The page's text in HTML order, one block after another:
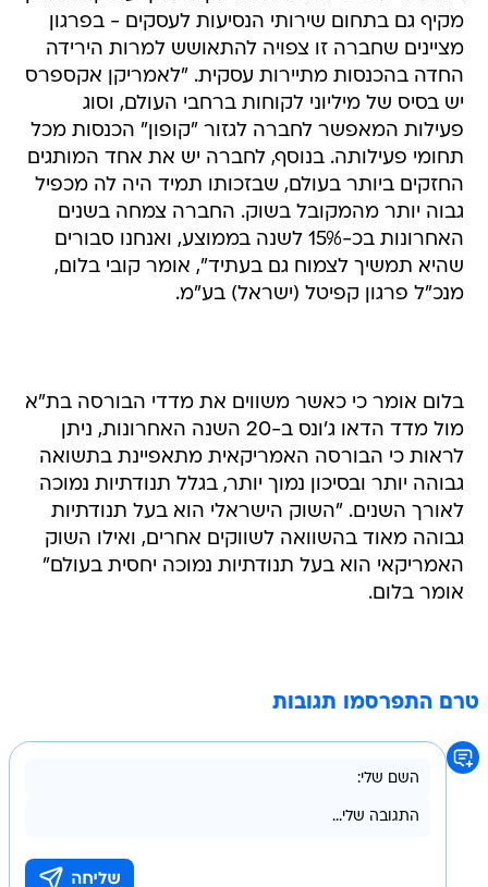
מקיף גם בתחום שירותי הנסיעות לעסקים - בפרגון
מציינים שחברה זו צפויה להתאושש למרות הירידה
החדה בהכנסות מתיירות עסקית. "לאמריקן אקספרס
יש בסיס של מיליוני לקוחות ברחבי העולם, וסוג
פעילות המאפשר לחברה לגזור "קופון" הכנסות מכל
תחומי פעילותה. בנוסף, לחברה יש את אחד המותגים
החזקים ביותר בעולם, שבזכותו תמיד היה לה מכפיל
גבוה יותר מהמקובל בשוק. החברה צמחה בשנים
האחרונות בכ-15% לשנה בממוצע, ואנחנו סבורים
שהיא תמשיך לצמוח גם בעתיד", אומר קובי בלום,
מנכ"ל פרגון קפיטל (ישראל) בע"מ.
בלום אומר כי כאשר משווים את מדדי הבורסה בת"א
מול מדד הדאו ג'ונס ב-20 השנה האחרונות, ניתן
לראות כי הבורסה האמריקאית מתאפיינת בתשואה
גבוהה יותר ובסיכון נמוך יותר, בגלל תנודתיות נמוכה
לאורך השנים. "השוק הישראלי הוא בעל תנודתיות
גבוהה מאוד בהשוואה לשווקים אחרים, ואילו השוק
האמריקאי הוא בעל תנודתיות נמוכה יחסית בעולם"
אומר בלום.
טרם התפרסמו תגובות